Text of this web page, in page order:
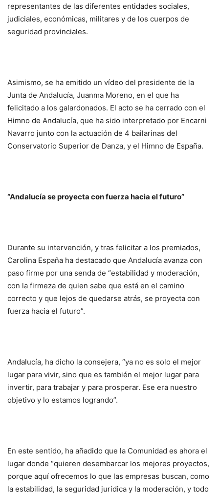
representantes de las diferentes entidades sociales,
judiciales, económicas, militares y de los cuerpos de
seguridad provinciales.
Asimismo, se ha emitido un vídeo del presidente de la
Junta de Andalucía, Juanma Moreno, en el que ha
felicitado a los galardonados. El acto se ha cerrado con el
Himno de Andalucía, que ha sido interpretado por Encarni
Navarro junto con la actuación de 4 bailarinas del
Conservatorio Superior de Danza, y el Himno de España.
“Andalucía se proyecta con fuerza hacia el futuro”
Durante su intervención, y tras felicitar a los premiados,
Carolina España ha destacado que Andalucía avanza con
paso firme por una senda de “estabilidad y moderación,
con la firmeza de quien sabe que está en el camino
correcto y que lejos de quedarse atrás, se proyecta con
fuerza hacia el futuro”.
Andalucía, ha dicho la consejera, “ya no es solo el mejor
lugar para vivir, sino que es también el mejor lugar para
invertir, para trabajar y para prosperar. Ese era nuestro
objetivo y lo estamos logrando”.
En este sentido, ha añadido que la Comunidad es ahora el
lugar donde “quieren desembarcar los mejores proyectos,
porque aquí ofrecemos lo que las empresas buscan, como
la estabilidad, la seguridad jurídica y la moderación, y todo